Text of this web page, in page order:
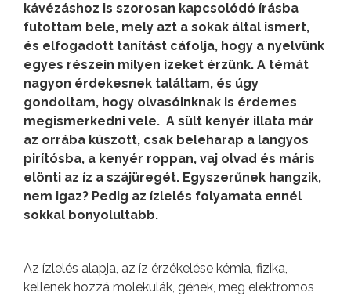
kávézáshoz is szorosan kapcsolódó írásba
futottam bele, mely azt a sokak által ismert,
és elfogadott tanítást cáfolja, hogy a nyelvünk
egyes részein milyen ízeket érzünk. A témát
nagyon érdekesnek találtam, és úgy
gondoltam, hogy olvasóinknak is érdemes
megismerkedni vele. A sült kenyér illata már
az orrába kúszott, csak beleharap a langyos
pirítósba, a kenyér roppan, vaj olvad és máris
elönti az íz a szájüregét. Egyszerűnek hangzik,
nem igaz? Pedig az ízlelés folyamata ennél
sokkal bonyolultabb.
Az ízlelés alapja, az íz érzékelése kémia, fizika,
kellenek hozzá molekulák, gének, meg elektromos